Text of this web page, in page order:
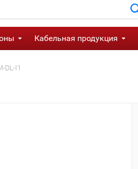
Кабельная продукция
DL-I1